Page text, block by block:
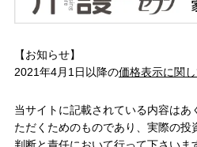
【お知らせ】
2021年4月1日以降の価格表示に関
当サイトに記載されている内容は
ただくためのものであり、実際の